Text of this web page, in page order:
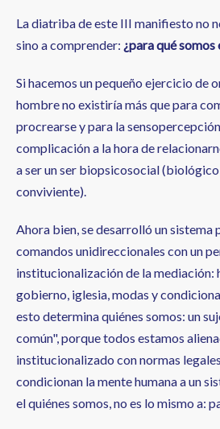
La diatriba de este III manifiesto no
sino a comprender: ¿para qué somos
Si hacemos un pequeño ejercicio de
hombre no existiría más que para
procrearse y para la
complicación a la hora de
a ser un ser biopsicosocial
conviviente).
Ahora bien, se desarrolló un
comandos unidireccionales con un
institucionalización de la mediación:
gobierno, iglesia, modas y
esto determina quiénes somos: un
común", porque todos estamos
institucionalizado con normas
condicionan la mente humana a un
el quiénes somos, no es lo mismo a: